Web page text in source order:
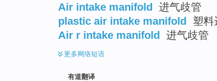
Air intake manifold 进气歧管
plastic air intake manifold 塑料
Air r intake manifold 进气歧管
更多网络短语
有道翻译